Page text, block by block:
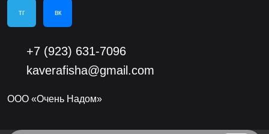
тг вк
+7 (923) 631-7096
kaverafisha@gmail.com
ООО «Очень Надом»